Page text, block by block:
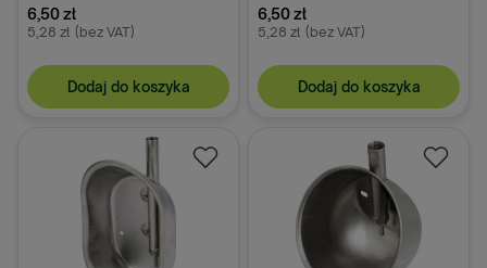
6,50 zł
5,28 zł (bez VAT)
Dodaj do koszyka
6,50 zł
5,28 zł (bez VAT)
Dodaj do koszyka